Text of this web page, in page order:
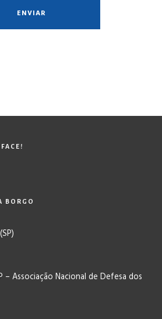
BORGO
– Associação Nacional de Defesa dos